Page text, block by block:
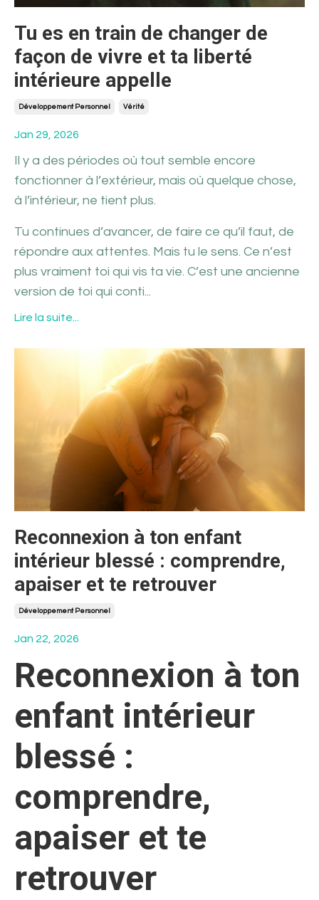
Tu es en train de changer de
façon de vivre et ta liberté
intérieure appelle
Développement Personnel Vérité
Jan 29, 2026
Il y a des périodes où tout semble encore
fonctionner à l’extérieur, mais où quelque chose,
à l’intérieur, ne tient plus.
Tu continues d’avancer, de faire ce qu’il faut, de
répondre aux attentes. Mais tu le sens. Ce n’est
plus vraiment toi qui vis ta vie. C’est une ancienne
version de toi qui conti...
Lire la suite...
Reconnexion à ton enfant
intérieur blessé : comprendre,
apaiser et te retrouver
Développement Personnel
Jan 22, 2026
Reconnexion à ton
enfant intérieur
blessé :
comprendre,
apaiser et te
retrouver